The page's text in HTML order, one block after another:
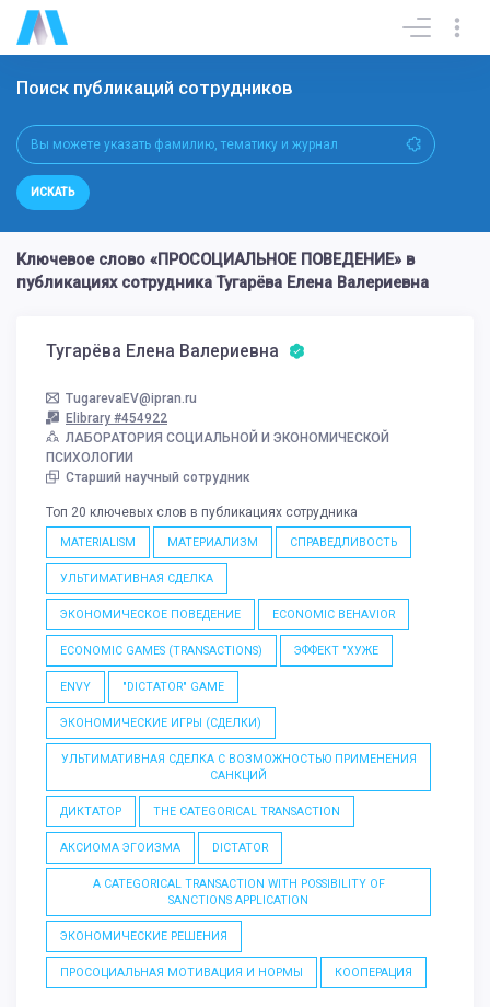
Поиск публикаций сотрудников
ИСКАТЬ
Ключевое слово «ПРОСОЦИАЛЬНОЕ ПОВЕДЕНИЕ» в
публикациях сотрудника Тугарёва Елена Валериевна
Тугарёва Елена Валериевна
TugarevaEV@ipran.ru
Elibrary #454922
ЛАБОРАТОРИЯ СОЦИАЛЬНОЙ И ЭКОНОМИЧЕСКОЙ
ПСИХОЛОГИИ
Старший научный сотрудник
Топ 20 ключевых слов в публикациях сотрудника
MATERIALISM МАТЕРИАЛИЗМ СПРАВЕДЛИВОСТЬ
УЛЬТИМАТИВНАЯ СДЕЛКА
ЭКОНОМИЧЕСКОЕ ПОВЕДЕНИЕ ECONOMIC BEHAVIOR
ECONOMIC GAMES (TRANSACTIONS) ЭФФЕКТ "ХУЖЕ
ENVY "DICTATOR" GAME
ЭКОНОМИЧЕСКИЕ ИГРЫ (СДЕЛКИ)
УЛЬТИМАТИВНАЯ СДЕЛКА С ВОЗМОЖНОСТЬЮ ПРИМЕНЕНИЯ
САНКЦИЙ
ДИКТАТОР THE CATEGORICAL TRANSACTION
АКСИОМА ЭГОИЗМА DICTATOR
A CATEGORICAL TRANSACTION WITH POSSIBILITY OF
SANCTIONS APPLICATION
ЭКОНОМИЧЕСКИЕ РЕШЕНИЯ
ПРОСОЦИАЛЬНАЯ МОТИВАЦИЯ И НОРМЫ КООПЕРАЦИЯ